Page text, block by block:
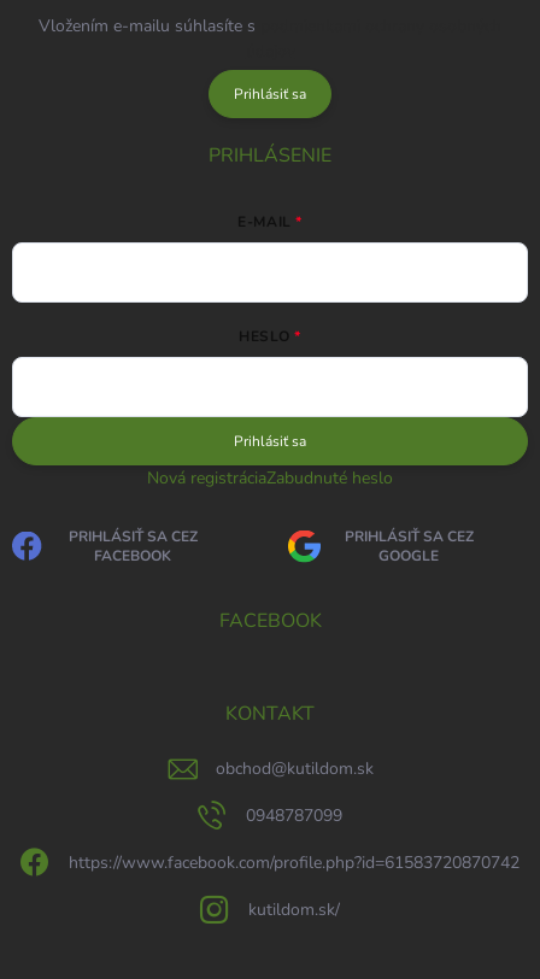
Vložením e-mailu súhlasíte s
Prihlásiť sa
PRIHLÁSENIE
E-MAIL
HESLO
Prihlásiť sa
Nová registráciaZabudnuté heslo
PRIHLÁSIŤ SA CEZ
FACEBOOK
PRIHLÁSIŤ SA CEZ
GOOGLE
FACEBOOK
KONTAKT
obchod@kutildom.sk
0948787099
https://www.facebook.com/profile.php?id=61583720870742
kutildom.sk/